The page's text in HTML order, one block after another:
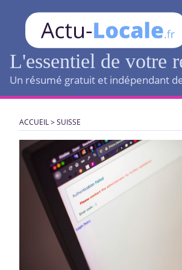
L'essentiel de votre
Un résumé gratuit et indépendant
ACCUEIL>SUISSE